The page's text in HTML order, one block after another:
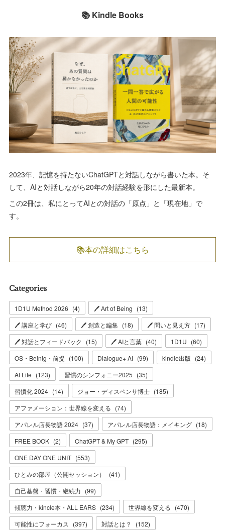
📚 Kindle Books
2023年、記憶を持たないChatGPTと対話しながら書いた本。そ
して、AIと対話しながら20年の対話経験を形にした最新本。
この2冊は、私にとってAIとの対話の「原点」と「現在地」で
す。
📚本の詳細はこちら
Categories
1D1U Method 2026 (4) 🖊 Art of Being (13)
🖊 講座と学び (46) 🖊 創造と編集 (18) 🖊 問いと見え方 (17)
🖊 対話とフィードバック
(15) 🖊 AIと言葉 (40) 1D1U (60)
OS・Beinig・前提 (100) Dialogue+ AI (99) kindle出版 (24)
AI Life (123) 習慣のシンフォニー2025 (35)
習慣化 2024 (14) ジョー・ディスペンサ博士 (185)
アファメーション：世界線を変える (74)
アパレル店長物語 2024 (37) アパレル店長物語：メイキング (18)
FREE BOOK (2) ChatGPT & My GPT (295)
ONE DAY ONE UNIT (553)
ひとみの部屋（公開セッション）
(41)
自己基盤・習慣・継続力 (99)
傾聴力・kincle本・ALL EARS (234) 世界線を変える (470)
可能性にフォーカス
(397) 対話とは？ (152)